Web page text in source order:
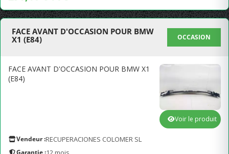
FACE AVANT D'OCCASION POUR BMW
X1 (E84)
OCCASION
FACE AVANT D'OCCASION POUR BMW X1
(E84)
Vendeur :RECUPERACIONES COLOMER SL
Garantie :
Voir le produit